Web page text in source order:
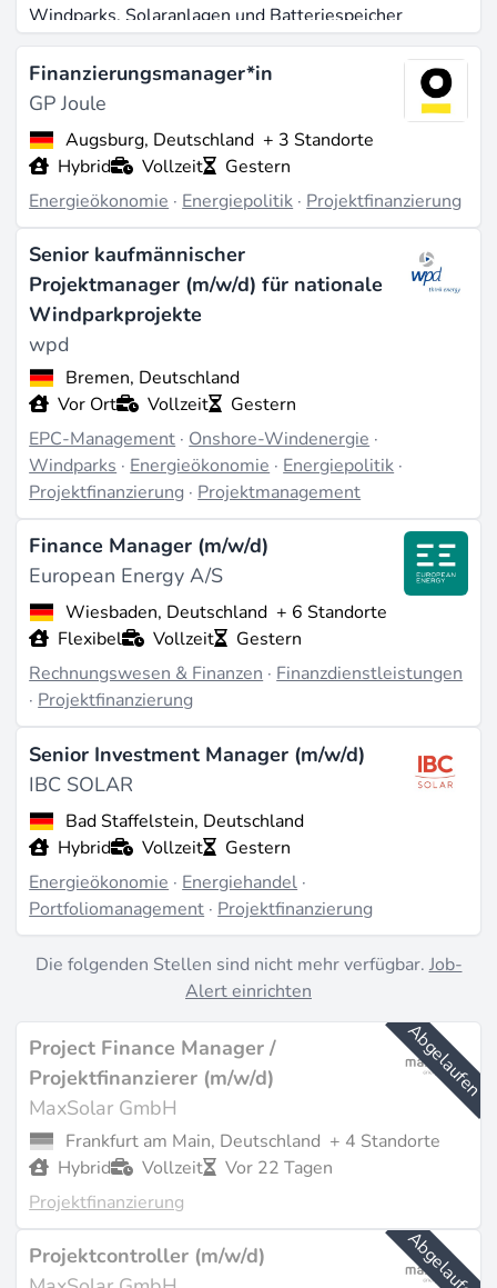
Windparks, Solaranlagen und Batteriespeicher
finanzieren - anders als bei der
Unternehmensfinanzierung dienen hier ausschließlich
die Cashflows des Projekts, nicht die Bilanz des
Entwicklers, als Sicherheit. Bei globalen Investitionen
in erneuerbare Energien von$780 Milliarden im Jahr
2025wächst die Nachfrage nach Spezialisten, die
diese Strukturen modellieren und Transaktionen zum
Financial Close führen können, weiter.
Was Projektfinanzierung in der Praxis
bedeutet
Die Arbeit dreht sich um die Erstellung von
Finanzmodellen, die den Ertrag eines Windparks oder
einer Solaranlage über 20-30 Jahre projizieren und
Annahmen zu Energiepreisen, Kapazitätsfaktoren und
Betriebskosten stresstesten. Ein
Projektfinanzierungsanalyst verbringt typischerweise
Monate mit einer einzelnen Transaktion - vom
Informationsmemorandum über die Koordination mit
juristischen und technischen Beratern bis zur
Verhandlung der Kreditkonditionen und Steuerung der
Auszahlungen während der Bauphase.
Seniorpositionen wie Head of Origination oder
Transactions Manager konzentrieren sich auf die
Akquise von Deals und die Strukturierung von
Stromabnahmeverträgen, die die von Kreditgebern
geforderte Erlössicherheit gewährleisten.
Was die Projektfinanzierung erneuerbarer Energien
von anderen Infrastrukturbereichen unterscheidet, ist
das Erlösmodell. Wind- und Solaranlagen hängen von
wetterbedingter Erzeugung und Strompreisprognosen
ab, nicht von regulierten Tarifen. Daher tragen
Kompetenzen imRisikomanagement
- Merchant-
Preisrisiko, Basisrisiko, Curtailment-Modellierung -
nicht erfordern.
Wohin das Kapital fließt
Europas Projektfinanzierungsströme wuchsen 2025
Finanzierungsmanager*in
GP Joule
Augsburg, Deutschland + 3 Standorte
Hybrid
Vollzeit
Gestern
Energieökonomie · Energiepolitik · Projektfinanzierung
Senior kaufmännischer
Projektmanager (m/w/d) für nationale
Windparkprojekte
wpd
Bremen, Deutschland
Vor Ort
Vollzeit
Gestern
EPC-Management · Onshore-Windenergie ·
Windparks · Energieökonomie · Energiepolitik ·
Projektfinanzierung · Projektmanagement
Finance Manager (m/w/d)
European Energy A/S
Wiesbaden, Deutschland + 6 Standorte
Flexibel
Vollzeit
Gestern
Rechnungswesen & Finanzen·Finanzdienstleistungen
·Projektfinanzierung
Senior Investment Manager (m/w/d)
IBC SOLAR
Bad Staffelstein, Deutschland
Hybrid
Vollzeit
Gestern
Energieökonomie · Energiehandel ·
Portfoliomanagement · Projektfinanzierung
Die folgenden Stellen sind nicht mehr verfügbar. Job-
Alert einrichten
Abgelaufen
Project Finance Manager /
Projektfinanzierer (m/w/d)
MaxSolar GmbH
Frankfurt am Main, Deutschland + 4 Standorte
Hybrid
Vollzeit
Vor 22 Tagen
Projektfinanzierung
Abgelaufen
Projektcontroller (m/w/d)